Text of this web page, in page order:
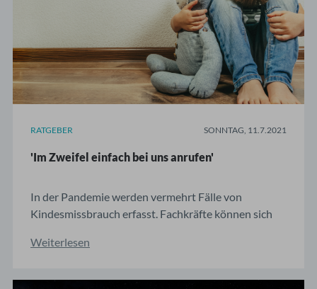
RATGEBER SONNTAG, 11.7.2021
'Im Zweifel einfach bei uns anrufen'
In der Pandemie werden vermehrt Fälle von
Kindesmissbrauch erfasst. Fachkräfte können sich
Kinderschutzhotline 0800-1921000 wenden.
aktuelle Polizeistatistik vorgestellt. Was Gewalt
Weiterlesen